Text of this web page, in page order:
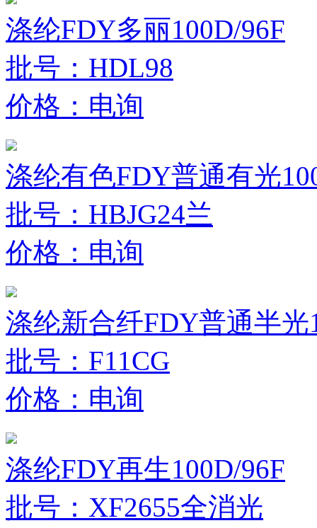
涤纶FDY多丽100D/96F
批号：HDL98
价格：电询
涤纶有色FDY普通有光
批号：HBJG24兰
价格：电询
涤纶新合纤FDY普通半光
批号：F11CG
价格：电询
涤纶FDY再生100D/96F
批号：XF2655全消光